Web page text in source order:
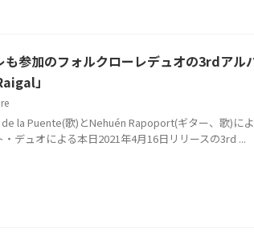
も参加のフォルクローレデュオの3rdアル
」
la Puente(歌)とNehuén Rapoport(ギター、歌)に
デュオによる本日2021年4月16日リリースの3rd ...